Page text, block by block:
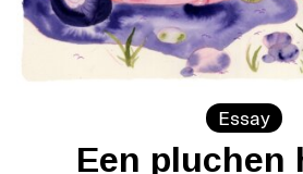
Essay
Een pluchen